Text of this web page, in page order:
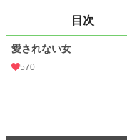
2021.07.16 23:27
初回完結日時 2021.07.16 23:27
目次
愛されない女
570